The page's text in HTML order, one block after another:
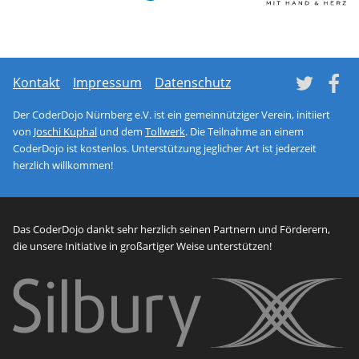
Network monitoring
Kontakt Impressum Datenschutz
Der CoderDojo Nürnberg e.V. ist ein gemeinnütziger Verein, initiiert
von Joschi Kuphal und dem Tollwerk. Die Teilnahme an einem
CoderDojo ist kostenlos. Unterstützung jeglicher Art ist jederzeit
herzlich willkommen!
Das CoderDojo dankt sehr herzlich seinen Partnern und Förderern,
die unsere Initiative in großartiger Weise unterstützen!